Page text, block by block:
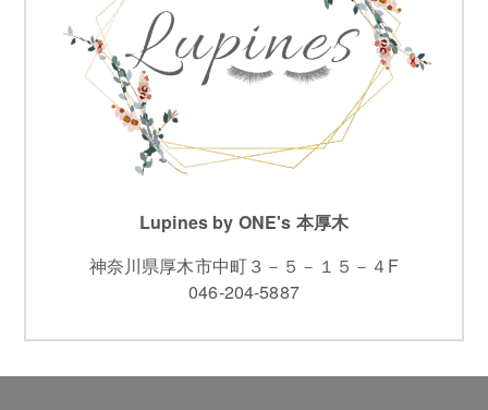
Lupines by ONE's 本厚木
神奈川県厚木市中町３－５－１５－４F
046-204-5887